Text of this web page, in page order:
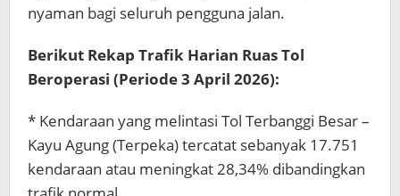
nyaman bagi seluruh pengguna jalan.
Berikut Rekap Trafik Harian Ruas Tol
Beroperasi (Periode 3 April 2026):
* Kendaraan yang melintasi Tol Terbanggi Besar –
Kayu Agung (Terpeka) tercatat sebanyak 17.751
kendaraan atau meningkat 28,34% dibandingkan